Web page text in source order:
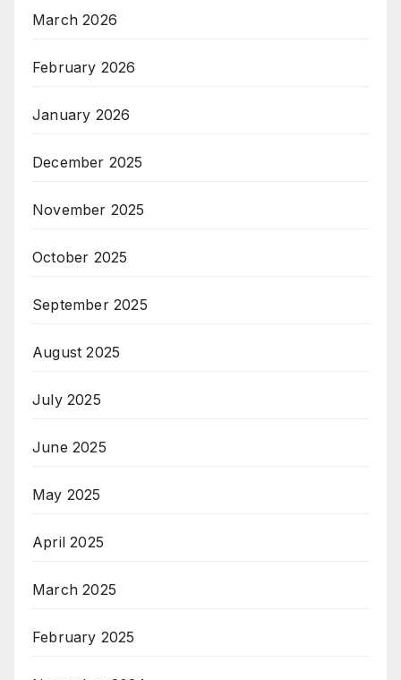
March 2026
February 2026
January 2026
December 2025
November 2025
October 2025
September 2025
August 2025
July 2025
June 2025
May 2025
April 2025
March 2025
February 2025